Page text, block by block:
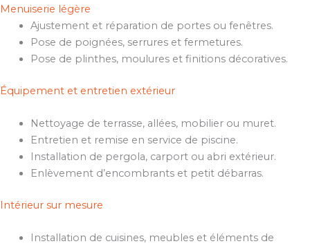
Menuiserie légère
Ajustement et réparation de portes ou fenêtres.
Pose de poignées, serrures et fermetures.
Pose de plinthes, moulures et finitions décoratives.
Équipement et entretien extérieur
Nettoyage de terrasse, allées, mobilier ou muret.
Entretien et remise en service de piscine.
Installation de pergola, carport ou abri extérieur.
Enlèvement d’encombrants et petit débarras.
Intérieur sur mesure
Installation de cuisines, meubles et éléments de